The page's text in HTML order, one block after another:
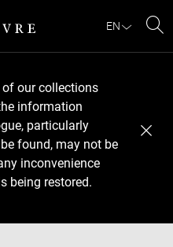
EN
of our collections
information
particularly
found, may not be
inconvenience
being restored.